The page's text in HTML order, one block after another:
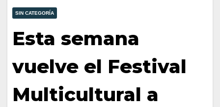
SIN CATEGORÍA
Esta semana
vuelve el Festival
Multicultural a